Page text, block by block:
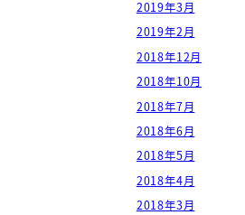
2019年3月
2019年2月
2018年12月
2018年10月
2018年7月
2018年6月
2018年5月
2018年4月
2018年3月